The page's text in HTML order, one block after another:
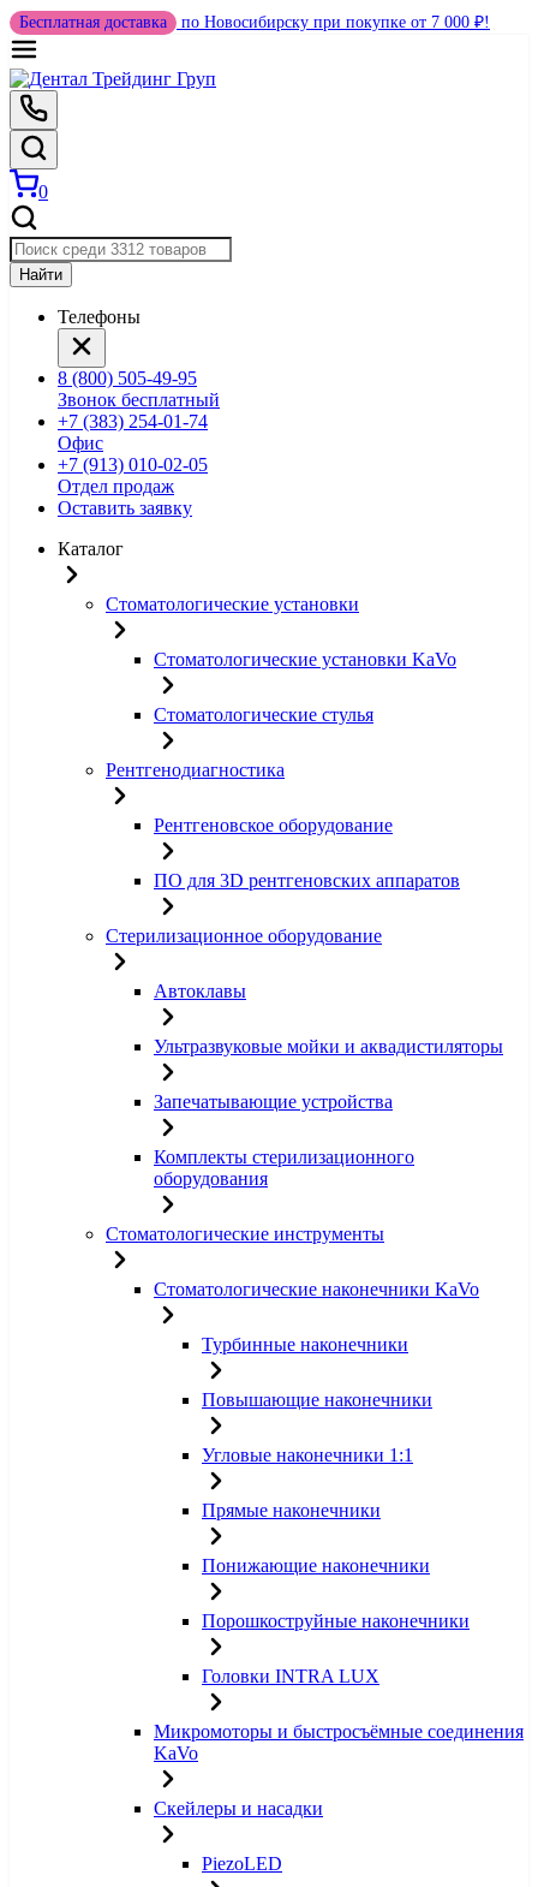
Бесплатная доставка по Новосибирску при покупке от 7 000 ₽!
0
Найти
Телефоны
8 (800) 505-49-95
Звонок бесплатный
+7 (383) 254-01-74
Офис
+7 (913) 010-02-05
Отдел продаж
Оставить заявку
Каталог
Стоматологические установки
Стоматологические установки KaVo
Стоматологические стулья
Рентгенодиагностика
Рентгеновское оборудование
ПО для 3D рентгеновских аппаратов
Стерилизационное оборудование
Автоклавы
Ультразвуковые мойки и аквадистиляторы
Запечатывающие устройства
Комплекты стерилизационного
оборудования
Стоматологические инструменты
Стоматологические наконечники KaVo
Турбинные наконечники
Повышающие наконечники
Угловые наконечники 1:1
Прямые наконечники
Понижающие наконечники
Порошкоструйные наконечники
Головки INTRA LUX
Микромоторы и быстросъёмные соединения
KaVo
Скейлеры и насадки
PiezoLED